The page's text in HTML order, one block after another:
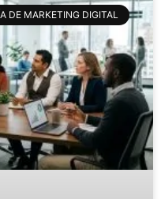
DE MARKETING DIGITAL